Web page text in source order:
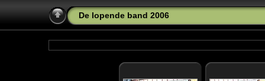
De lopende band 2006